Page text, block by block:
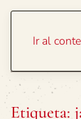
Ir al
Etiqueta: